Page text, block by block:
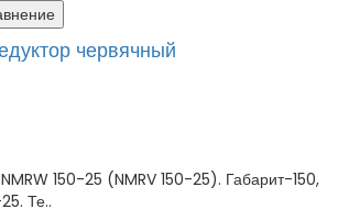
червячный
150-25 (NMRV 150-25). Габарит-150,
Те..